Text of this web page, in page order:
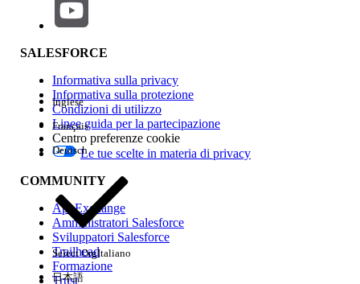
Impatto della funzione
Edition
Esperienza
SALESFORCE
Informativa sulla privacy
Informativa sulla protezione
Condizioni di utilizzo
Linee guida per la partecipazione
Centro preferenze cookie
Le tue scelte in materia di privacy
COMMUNITY
AppExchange
Amministratori Salesforce
Sviluppatori Salesforce
Trailhead
Formazione
Trust
Inglese
Français
Deutsch
Select OrgItaliano
日本語